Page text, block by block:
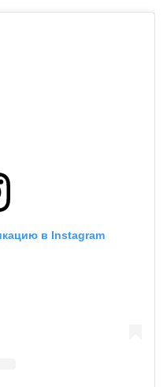
в Instagram